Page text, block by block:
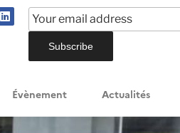
Évènement Actualités